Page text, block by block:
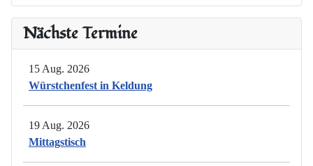
Nächste Termine
15 Aug. 2026
Würstchenfest in Keldung
19 Aug. 2026
Mittagstisch